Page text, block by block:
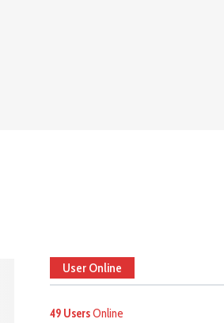
User Online
49 UsersOnline